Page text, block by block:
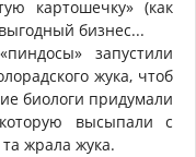
картошечку» (как
бизнес...
запустили
жука, чтоб
биологи придумали
высыпали с
жрала жука.